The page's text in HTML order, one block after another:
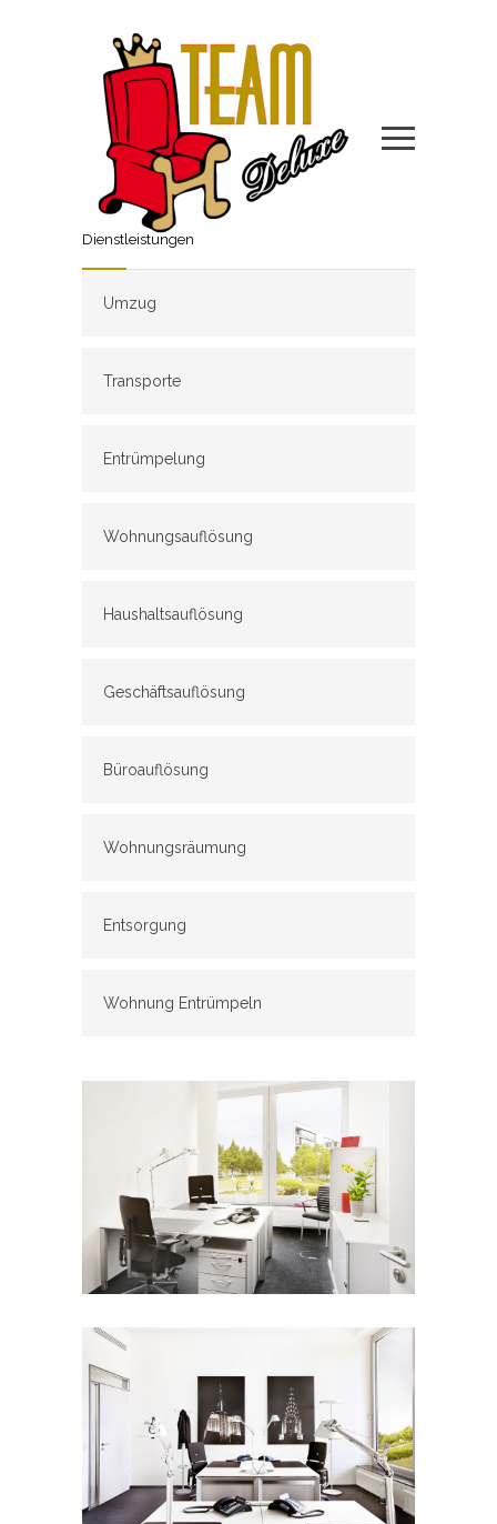
Dienstleistungen
Umzug
Transporte
Entrümpelung
Wohnungsauflösung
Haushaltsauflösung
Geschäftsauflösung
Büroauflösung
Wohnungsräumung
Entsorgung
Wohnung Entrümpeln